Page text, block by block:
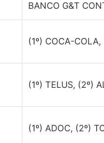
BANCO G&T
(1º) COCA-COLA,
(1º) TELUS, (2º)
(1º) ADOC, (2º)